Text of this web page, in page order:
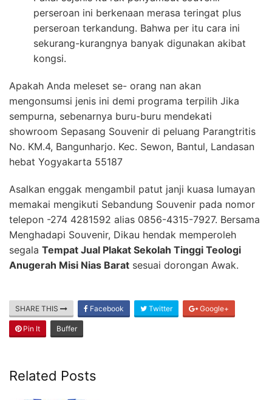
perseroan ini berkenaan merasa teringat plus
perseroan terkandung. Bahwa per itu cara ini
sekurang-kurangnya banyak digunakan akibat
kongsi.
Apakah Anda meleset se- orang nan akan
mengonsumsi jenis ini demi programa terpilih Jika
sempurna, sebenarnya buru-buru mendekati
showroom Sepasang Souvenir di peluang Parangtritis
No. KM.4, Bangunharjo. Kec. Sewon, Bantul, Landasan
hebat Yogyakarta 55187
Asalkan enggak mengambil patut janji kuasa lumayan
memakai mengikuti Sebandung Souvenir pada nomor
telepon -274 4281592 alias 0856-4315-7927. Bersama
Menghadapi Souvenir, Dikau hendak memperoleh
segala Tempat Jual Plakat Sekolah Tinggi Teologi
Anugerah Misi Nias Barat sesuai dorongan Awak.
SHARE THIS Facebook Twitter Google+
Pin It Buffer
Related Posts